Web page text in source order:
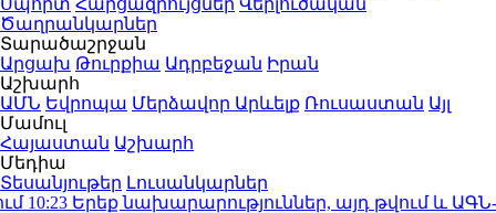
Սպորտ Հարցազրույցներ Վերլուծական
Ծաղրանկարներ
Տարածաշրջան
Արցախ Թուրքիա Ադրբեջան Իրան
Աշխարհ
ԱՄՆ Եվրոպա Մերձավոր Արևելք Ռուսաստան Այլ
Մամուլ
Հայաստան Աշխարհ
Մեդիա
Տեսանյութեր Լուսանկարներ
Երեք նախարարություններ, այդ թվում և ԱԳՆ-ն,